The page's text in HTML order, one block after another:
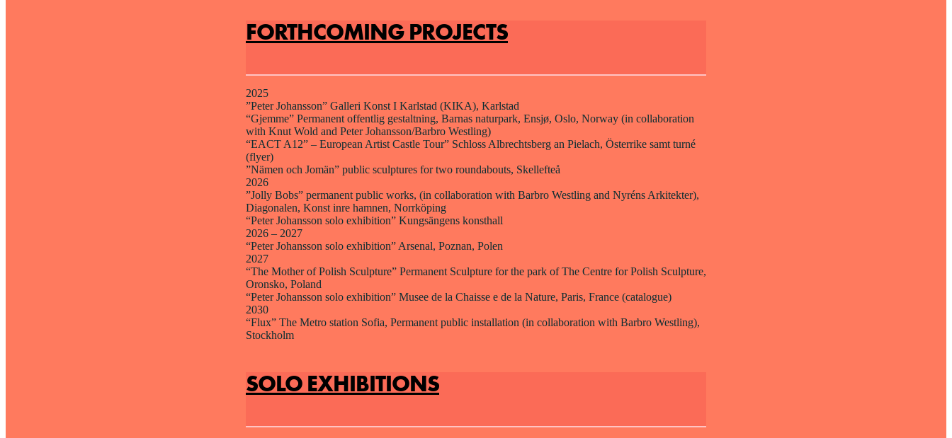
FORTHCOMING PROJECTS
2025
”Peter Johansson” Galleri Konst I Karlstad (KIKA), Karlstad
“Gjemme” Permanent offentlig gestaltning, Barnas naturpark, Ensjø, Oslo, Norway (in collaboration
with Knut Wold and Peter Johansson/Barbro Westling)
“EACT A12” – European Artist Castle Tour” Schloss Albrechtsberg an Pielach, Österrike samt turné
(flyer)
”Nämen och Jomän” public sculptures for two roundabouts, Skellefteå
2026
”Jolly Bobs” permanent public works, (in collaboration with Barbro Westling and Nyréns Arkitekter),
Diagonalen, Konst inre hamnen, Norrköping
“Peter Johansson solo exhibition” Kungsängens konsthall
2026 – 2027
“Peter Johansson solo exhibition” Arsenal, Poznan, Polen
2027
“The Mother of Polish Sculpture” Permanent Sculpture for the park of The Centre for Polish Sculpture,
Oronsko, Poland
“Peter Johansson solo exhibition” Musee de la Chaisse e de la Nature, Paris, France (catalogue)
2030
“Flux” The Metro station Sofia, Permanent public installation (in collaboration with Barbro Westling),
Stockholm
SOLO EXHIBITIONS